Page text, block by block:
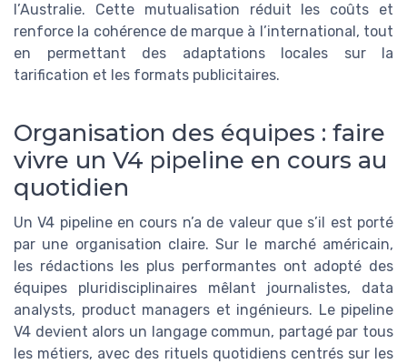
l’Australie. Cette mutualisation réduit les coûts et
renforce la cohérence de marque à l’international, tout
en permettant des adaptations locales sur la
tarification et les formats publicitaires.
Organisation des équipes : faire
vivre un V4 pipeline en cours au
quotidien
Un V4 pipeline en cours n’a de valeur que s’il est porté
par une organisation claire. Sur le marché américain,
les rédactions les plus performantes ont adopté des
équipes pluridisciplinaires mêlant journalistes, data
analysts, product managers et ingénieurs. Le pipeline
V4 devient alors un langage commun, partagé par tous
les métiers, avec des rituels quotidiens centrés sur les